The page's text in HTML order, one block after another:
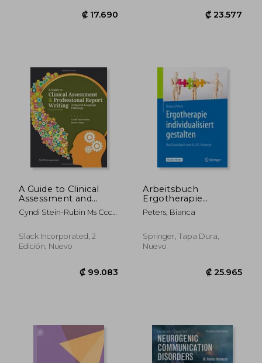
A Guide to Clinical
Assessment and
Professional Report
Writing in Speech-
(en Inglés)
Cyndi Stein-Rubin Ms Ccc
Phd Ccc-Slp Tshh
Slack Incorporated, 2
Edición, Nuevo
Arbeitsbuch
Ergotherapie
Individualisiert
Gestalten (en
Peters, Bianca
Springer, Tapa Dura,
Nuevo